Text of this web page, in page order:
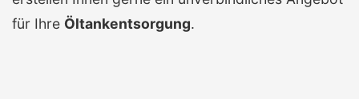
für Ihre Öltankentsorgung.